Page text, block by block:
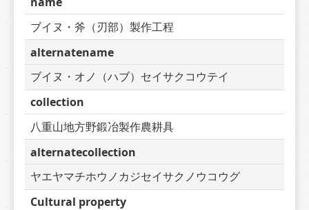
ブイヌ・斧（刃部）製作工程
alternatename
ブイヌ・オノ（ハブ）セイサクコウテイ
collection
八重山地方野鍛冶製作農耕具
alternatecollection
ヤエヤマチホウノカジセイサクノウコウグ
Cultural property